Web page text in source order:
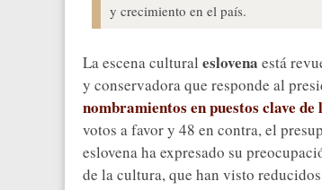
y crecimiento en el país.
La escena cultural eslovena está
y conservadora que responde al
nombramientos en puestos clave
votos a favor y 48 en contra, el
eslovena ha expresado su
de la cultura, que han visto